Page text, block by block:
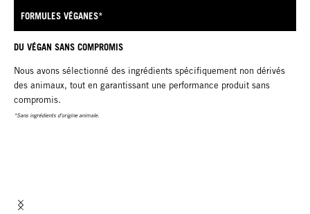
FORMULES VÉGANES*
DU VÉGAN SANS COMPROMIS
Nous avons sélectionné des ingrédients spécifiquement non dérivés
des animaux, tout en garantissant une performance produit sans
compromis.
*Sans ingrédients d'origine animale.